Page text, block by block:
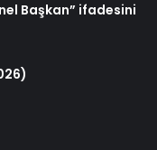
Başkan” ifadesini